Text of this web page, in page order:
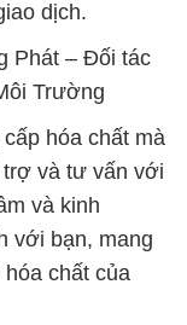
dịch.
Phát – Đối tác
Trường
hóa chất mà
trợ và tư vấn với
và kinh
với bạn, mang
hóa chất của